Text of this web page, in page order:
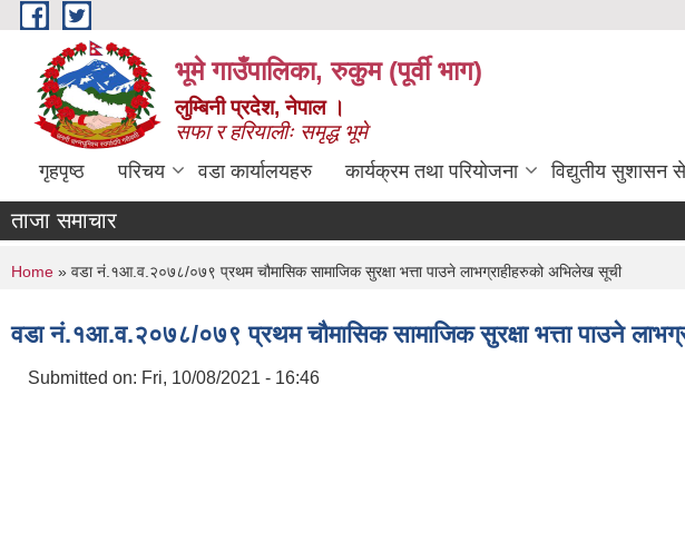
Skip to main content
भूमे गाउँपालिका, रुकुम (पूर्वी भाग)
लुम्बिनी प्रदेश, नेपाल ।
सफा र हरियालीः समृद्ध भूमे
गृहपृष्ठ परिचय वडा कार्यालयहरु कार्यक्रम तथा परियोजना विद्युतीय सुशासन
ताजा समाचार
You are here
Home » वडा नं.१आ.व.२०७८/०७९ प्रथम चौमासिक सामाजिक सुरक्षा भत्ता पाउने लाभग्राहीहरुको अभिलेख सूची
वडा नं.१आ.व.२०७८/०७९ प्रथम चौमासिक सामाजिक सुरक्षा भत्ता पाउने
Submitted on: Fri, 10/08/2021 - 16:46